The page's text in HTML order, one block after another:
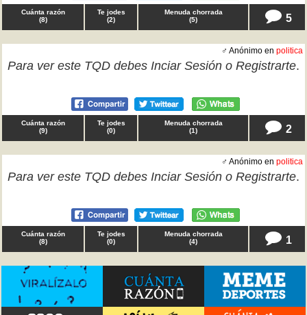
Cuánta razón
(8)
Te jodes
(2)
Menuda chorrada
(5) 5
♂ Anónimo en politica
Para ver este TQD debes Inciar Sesión o Registrarte.
Cuánta razón
(9)
Te jodes
(0)
Menuda chorrada
(1) 2
♂ Anónimo en politica
Para ver este TQD debes Inciar Sesión o Registrarte.
Cuánta razón
(8)
Te jodes
(0)
Menuda chorrada
(4) 1